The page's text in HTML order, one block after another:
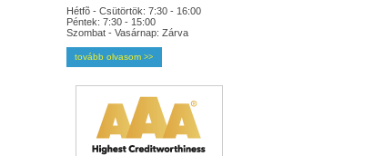
Hétfõ - Csütörtök: 7:30 - 16:00
Péntek: 7:30 - 15:00
Szombat - Vasárnap: Zárva
tovább olvasom >>